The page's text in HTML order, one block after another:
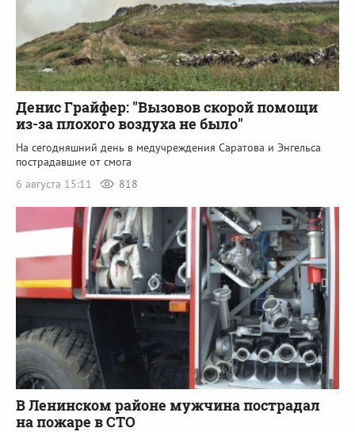
Денис Грайфер: "Вызовов скорой помощи
из-за плохого воздуха не было"
На сегодняшний день в медучреждения Саратова и Энгельса
пострадавшие от смога
6 августа 15:11
818
В Ленинском районе мужчина пострадал
на пожаре в СТО